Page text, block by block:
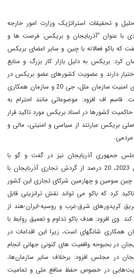
و تحقیقات استراتژیک وزارت امور خارجه
با عنوان "آذربایجان و بریکس: فرصت ها و
در آوریل 2024، گفت که باکو فعالانه با چین و سایر اعضای بریکس
بریکس به دلیل بازار کار بزرگ و منابع
دارند و عضویت کشورهای عضو بریکس در
سازمان های بزرگی مانند شورای امنیت سازمان ملل، جی 20 و سازمان همکاری
قاسم اف افزود: موضوعاتی مانند احترام به
کشورها در اسناد بریکس مورد تاکید قرار
بریکس عبارتند از سیاسی و امنیتی، مالی و
مردمی.
جمهوری آذربایجان نیز در گفت و گو با
خبرگزاری توران گفت: در سال 2023، 20 درصد از گردش تجاری آذربایجان با
سومین و چهارمین شرکای تجاری این کشور
کرد که باکو می تواند نقش ترانزیتی قابل
کریدورهای شرق-غرب و روسیه-ایران-هند از
وی افزود: هدف باکو تداوم و تعمیق روابط با
همکاری شانگهای است، زیرا این اقدامات در
در بحبوحه واقعیت های کنونی جهانی انجام
در مجلس افزود: برخلاف سایر سازمان‌ها،
در خصوص حفظ منافع ملی و تمامیت